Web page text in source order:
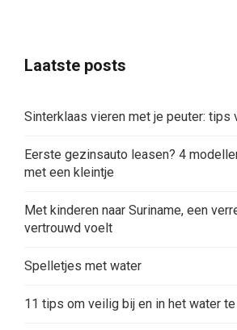
Laatste posts
Sinterklaas vieren met je peuter: tips
Eerste gezinsauto leasen? 4
met een kleintje
Met kinderen naar Suriname, een
vertrouwd voelt
Spelletjes met water
11 tips om veilig bij en in het water